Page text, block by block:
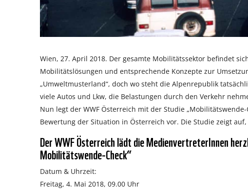
Wien, 27. April 2018. Der gesamte Mobilitätssektor befindet
Mobilitätslösungen und entsprechende Konzepte zur
„Umweltmusterland“, doch wo steht die Alpenrepublik
viele Autos und Lkw, die Belastungen durch den Verkehr
Nun legt der WWF Österreich mit der Studie
Bewertung der Situation in Österreich vor. Die Studie zeigt
Der WWF Österreich lädt die MedienvertreterInnen
Mobilitätswende-Check“
Datum & Uhrzeit:
Freitag, 4. Mai 2018, 09.00 Uhr